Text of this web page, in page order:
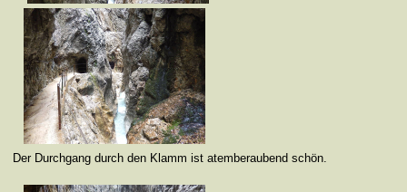
Der Durchgang durch den Klamm ist atemberaubend schön.